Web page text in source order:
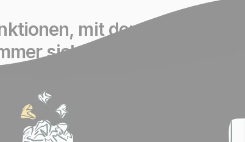
mit denen Sie
sicher gehen